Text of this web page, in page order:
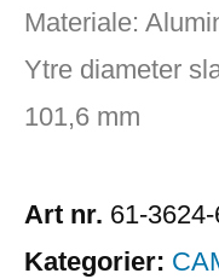
Materiale:
Ytre diameter
101,6 mm
Art nr. 61-
Kategorier: